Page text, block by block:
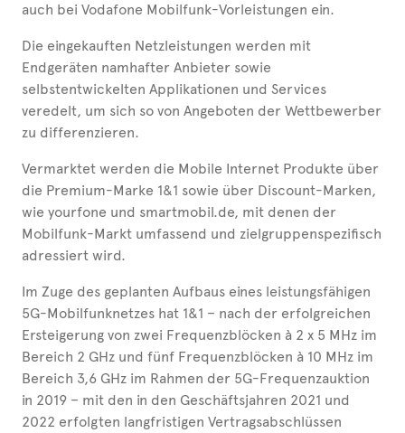
auch bei Vodafone Mobilfunk-Vorleistungen ein.
Die eingekauften Netzleistungen werden mit
Endgeräten namhafter Anbieter sowie
selbstentwickelten Applikationen und Services
veredelt, um sich so von Angeboten der Wettbewerber
zu differenzieren.
Vermarktet werden die Mobile Internet Produkte über
die Premium-Marke 1&1 sowie über Discount-Marken,
wie yourfone und smartmobil.de, mit denen der
Mobilfunk-Markt umfassend und zielgruppenspezifisch
adressiert wird.
Im Zuge des geplanten Aufbaus eines leistungsfähigen
5G-Mobilfunknetzes hat 1&1 – nach der erfolgreichen
Ersteigerung von zwei Frequenzblöcken à 2 x 5 MHz im
Bereich 2 GHz und fünf Frequenzblöcken à 10 MHz im
Bereich 3,6 GHz im Rahmen der 5G-Frequenzauktion
in 2019 – mit den in den Geschäftsjahren 2021 und
2022 erfolgten langfristigen Vertragsabschlüssen